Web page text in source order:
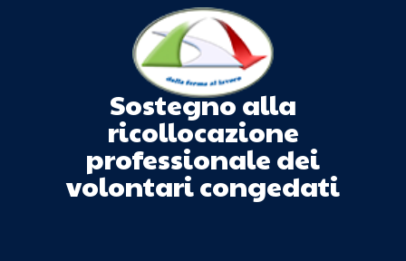
Sostegno alla
ricollocazione
professionale dei
volontari congedati